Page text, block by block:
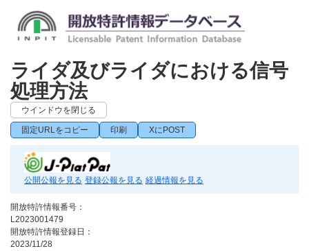
ライダ及びライダにおける信号
処理方法
ウインドウを閉じる
固定URLをコピー 印刷 XにPOST
公開公報を見る 登録公報を見る 経過情報を見る
開放特許情報番号：
L2023001479
開放特許情報登録日：
2023/11/28